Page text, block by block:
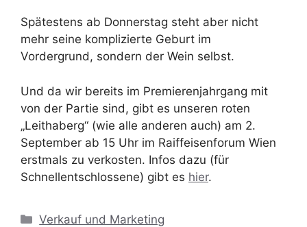
Spätestens ab Donnerstag steht aber nicht
mehr seine komplizierte Geburt im
Vordergrund, sondern der Wein selbst.
Und da wir bereits im Premierenjahrgang mit
von der Partie sind, gibt es unseren roten
„Leithaberg“ (wie alle anderen auch) am 2.
September ab 15 Uhr im Raiffeisenforum Wien
erstmals zu verkosten. Infos dazu (für
Schnellentschlossene) gibt es hier.
Kategorien
Verkauf und Marketing